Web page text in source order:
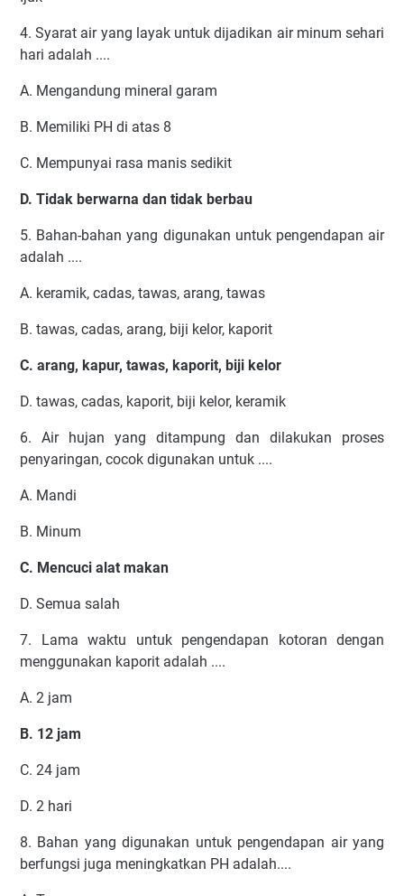
4. Syarat air yang layak untuk dijadikan air minum sehari
hari adalah ....
A. Mengandung mineral garam
B. Memiliki PH di atas 8
C. Mempunyai rasa manis sedikit
D. Tidak berwarna dan tidak berbau
5. Bahan-bahan yang digunakan untuk pengendapan air
adalah ....
A. keramik, cadas, tawas, arang, tawas
B. tawas, cadas, arang, biji kelor, kaporit
C. arang, kapur, tawas, kaporit, biji kelor
D. tawas, cadas, kaporit, biji kelor, keramik
6. Air hujan yang ditampung dan dilakukan proses
penyaringan, cocok digunakan untuk ....
A. Mandi
B. Minum
C. Mencuci alat makan
D. Semua salah
7. Lama waktu untuk pengendapan kotoran dengan
menggunakan kaporit adalah ....
A. 2 jam
B. 12 jam
C. 24 jam
D. 2 hari
8. Bahan yang digunakan untuk pengendapan air yang
berfungsi juga meningkatkan PH adalah....